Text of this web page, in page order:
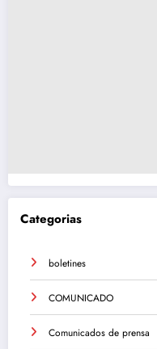
Categorias
boletines
COMUNICADO
Comunicados de prensa